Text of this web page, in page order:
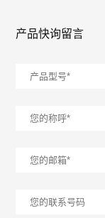
产品快询留言